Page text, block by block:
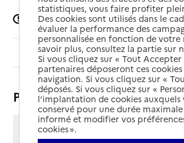
Signaler une erreur
Sommaire
Présentation
1 rue Marcel Cachin
statistiques, vous faire profiter
Des cookies sont utilisés dans le
évaluer la performance des
personnalisée en fonction de
savoir plus, consultez la partie
Si vous cliquez sur « Tout
partenaires déposeront ces
navigation. Si vous cliquez sur «
déposés. Si vous cliquez sur «
l’implantation de cookies
conservé pour une durée
informé et modifier vos
cookies ».